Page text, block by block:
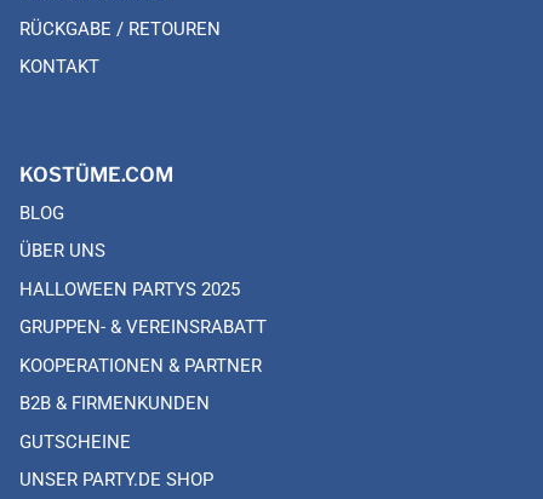
RÜCKGABE / RETOUREN
KONTAKT
KOSTÜME.COM
BLOG
ÜBER UNS
HALLOWEEN PARTYS 2025
GRUPPEN- & VEREINSRABATT
KOOPERATIONEN & PARTNER
B2B & FIRMENKUNDEN
GUTSCHEINE
UNSER PARTY.DE SHOP